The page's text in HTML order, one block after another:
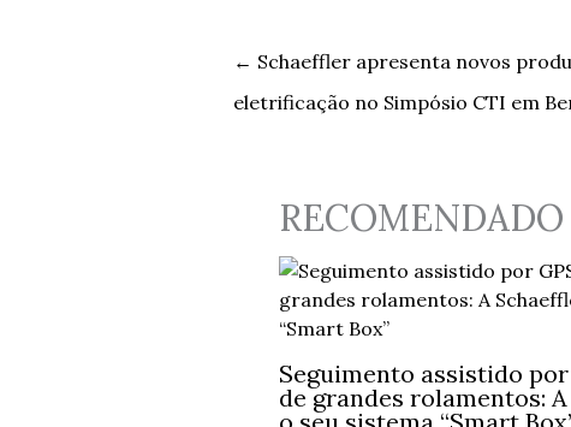
← Schaeffler apresenta novos
eletrificação no Simpósio CTI em
RECOMENDADO
Seguimento assistido
de grandes rolamentos: